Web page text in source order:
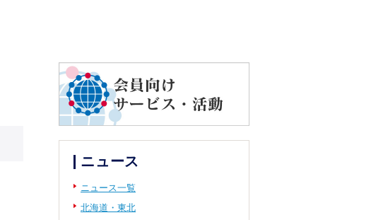
ニュース
ニュース一覧
北海道・東北